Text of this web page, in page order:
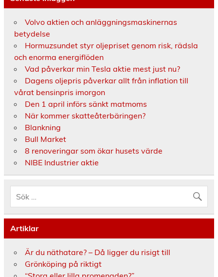
Volvo aktien och anläggningsmaskinernas
betydelse
Hormuzsundet styr oljepriset genom risk, rädsla
och enorma energiflöden
Vad påverkar min Tesla aktie mest just nu?
Dagens oljepris påverkar allt från inflation till
vårat bensinpris imorgon
Den 1 april införs sänkt matmoms
När kommer skatteåterbäringen?
Blankning
Bull Market
8 renoveringar som ökar husets värde
NIBE Industrier aktie
Artiklar
Är du näthatare? – Då ligger du risigt till
Grönköping på riktigt